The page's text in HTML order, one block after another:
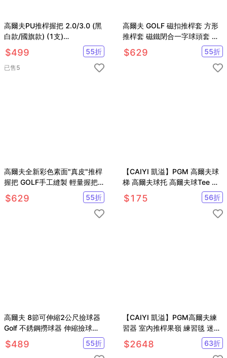
高爾夫PU推桿握把 2.0/3.0 (黑
白款/國旗款) (1支)
【GF32001】
$499 55折
已售5
高爾夫 GOLF 磁扣推桿套 方形
推桿套 磁鐵閉合一字球頭套 保
護套【AE10689】
$629 55折
高爾夫全新彩色素面"真皮"推桿
握把 GOLF手工縫製 輕量握把
【GF32002】
$629 55折
【CAIYI 凱溢】PGM 高爾夫球
梯 高爾夫球托 高爾夫球Tee 軟
膠套球釘 5入
$175 56折
高爾夫 8節可伸縮2公尺撿球器
Golf 不銹鋼撈球器 伸縮撿球桿
【GF07002】
$489 55折
【CAIYI 凱溢】PGM高爾夫練
習器 室內推桿果嶺 練習毯 迷你
推桿練習毯 草皮面
$2648 63折